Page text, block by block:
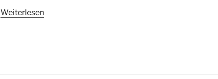
Weiterlesen